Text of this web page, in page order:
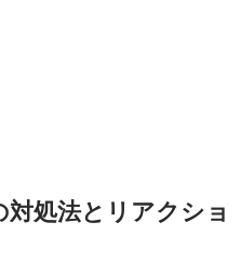
処法とリアクショ